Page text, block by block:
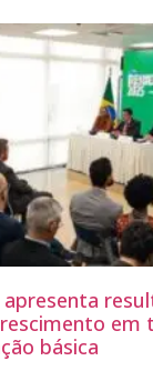
apresenta
em
básica